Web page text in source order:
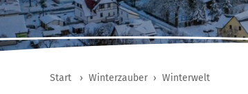
Start › Winterzauber › Winterwelt